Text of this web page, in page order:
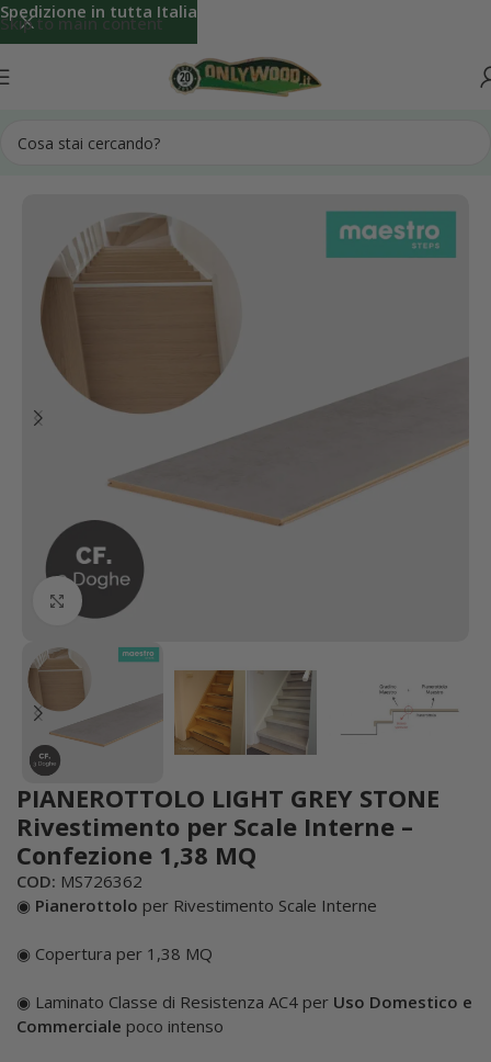
Skip to main content
Click to enlarge
PIANEROTTOLO LIGHT GREY STONE
Rivestimento per Scale Interne –
Confezione 1,38 MQ
COD: MS726362
◉ Pianerottolo per Rivestimento Scale Interne
◉ Copertura per 1,38 MQ
◉ Laminato Classe di Resistenza AC4 per Uso Domestico e
Commerciale poco intenso
Spedizione in tutta Italia